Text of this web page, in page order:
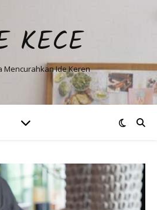
KECE
Mencurahkan Ide Keren